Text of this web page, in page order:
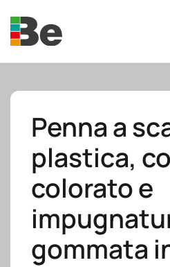
Skip to main content
Penna a
plastica,
colorato e
gommata